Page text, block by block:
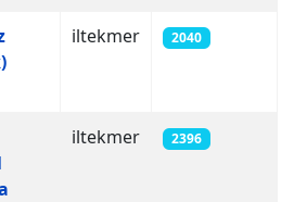
iltekmer 2040
iltekmer 2396